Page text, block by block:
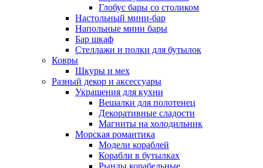
Глобус бары со столиком
Настольный мини-бар
Напольные мини бары
Бар шкаф
Стеллажи и полки для бутылок
Ковры
Шкуры и мех
Разный декор и аксессуары
Украшения для кухни
Вешалки для полотенец
Декоративные сладости
Магниты на холодильник
Морская романтика
Модели кораблей
Корабли в бутылках
Рынды корабельные